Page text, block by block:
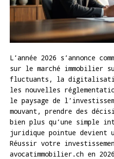
L’année 2026 s’annonce
sur le marché immobilier
fluctuants, la
les nouvelles
le paysage de
mouvant, prendre des
bien plus qu’une simple
juridique pointue devient
Réussir votre
avocatimmobilier.ch en